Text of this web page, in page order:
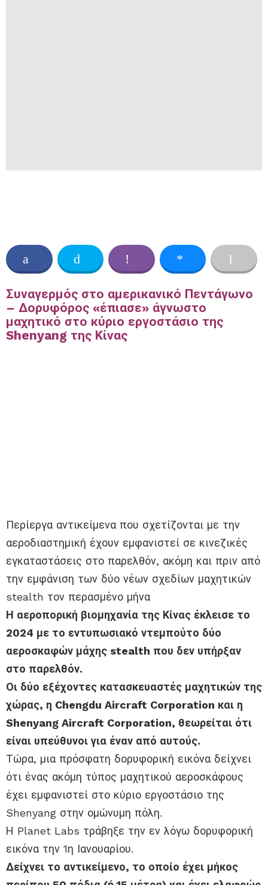
Συναγερμός στο αμερικανικό Πεντάγωνο
– Δορυφόρος «έπιασε» άγνωστο
μαχητικό στο κύριο εργοστάσιο της
Shenyang της Κίνας
Περίεργα αντικείμενα που σχετίζονται με την
αεροδιαστημική έχουν εμφανιστεί σε κινεζικές
εγκαταστάσεις στο παρελθόν, ακόμη και πριν από
την εμφάνιση των δύο νέων σχεδίων μαχητικών
stealth τον περασμένο μήνα
Η αεροπορική βιομηχανία της Κίνας έκλεισε το
2024 με το εντυπωσιακό ντεμπούτο δύο
αεροσκαφών μάχης stealth που δεν υπήρξαν
στο παρελθόν.
Οι δύο εξέχοντες κατασκευαστές μαχητικών της
χώρας, η Chengdu Aircraft Corporation και η
Shenyang Aircraft Corporation, θεωρείται ότι
είναι υπεύθυνοι για έναν από αυτούς.
Τώρα, μια πρόσφατη δορυφορική εικόνα δείχνει
ότι ένας ακόμη τύπος μαχητικού αεροσκάφους
έχει εμφανιστεί στο κύριο εργοστάσιο της
Shenyang στην ομώνυμη πόλη.
Η Planet Labs τράβηξε την εν λόγω δορυφορική
εικόνα την 1η Ιανουαρίου.
Δείχνει το αντικείμενο, το οποίο έχει μήκος